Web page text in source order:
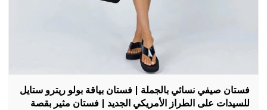
فستان صيفي نسائي بالجملة | فستان بياقة بولو ريترو ستايل
للسيدات على الطراز الأمريكي الجديد | فستان مثير بقصة